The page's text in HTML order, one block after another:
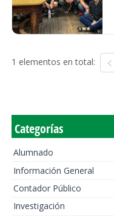
1 elementos en total:
Categorías
Alumnado
Información General
Contador Público
Investigación